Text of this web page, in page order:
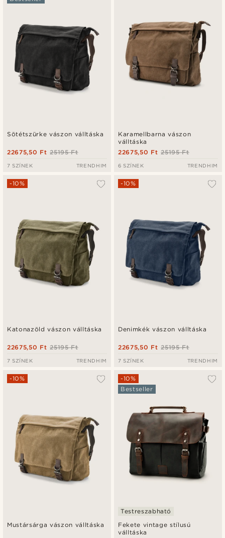
Legmagasabb ár
Sötétszürke vászon válltáska
25195 Ft
22675,50 Ft
7 SZÍNEK TRENDHIM
Karamellbarna vászon
válltáska
25195 Ft
22675,50 Ft
6 SZÍNEK TRENDHIM
Katonazöld vászon válltáska
-10%
25195 Ft
22675,50 Ft
7 SZÍNEK TRENDHIM
Denimkék vászon válltáska
-10%
25195 Ft
22675,50 Ft
7 SZÍNEK TRENDHIM
Mustársárga vászon válltáska
-10%
Fekete vintage stílusú
válltáska
-10%
Bestseller
Testreszabható